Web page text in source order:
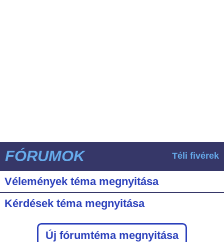
FÓRUMOK Téli fivérek
Vélemények téma megnyitása
Kérdések téma megnyitása
Új fórumtéma megnyitása